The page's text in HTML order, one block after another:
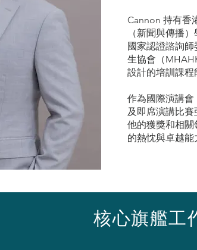
Cannon 持有香
（新聞與傳播
國家認證諮詢
生協會（
設計的培訓課程
作為國際演講會
及即席演講比賽
他的獲獎和相
的熱忱與卓越能
核心旗艦工